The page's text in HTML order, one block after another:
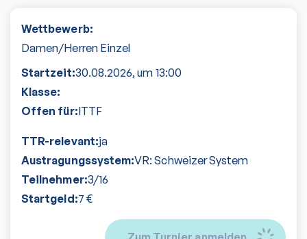
Wettbewerb:
Damen/Herren Einzel
Startzeit:30.08.2026, um 13:00
Klasse:
Offen für:ITTF
TTR-relevant:ja
Austragungssystem:VR: Schweizer System
Teilnehmer:3/16
Startgeld:7 €